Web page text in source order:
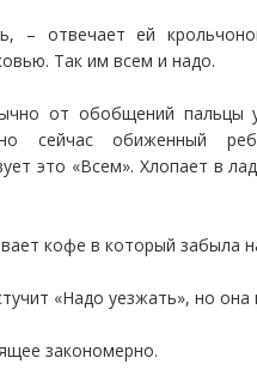
– отвечает ей
Так им всем и надо.
от обобщений пальцы
сейчас обиженный
это «Всем». Хлопает в
кофе в который забыла
«Надо уезжать», но она
закономерно.